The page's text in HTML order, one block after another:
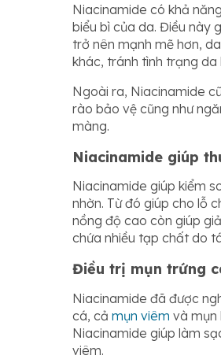
Niacinamide có khả
biểu bì của da. Điều này
trở nên mạnh mẽ hơn,
khác, tránh tình trạng da
Ngoài ra, Niacinamide
rào bảo vệ cũng như
màng.
Niacinamide giúp
Niacinamide giúp kiểm
nhờn. Từ đó giúp cho lỗ
nồng độ cao còn giúp
chứa nhiều tạp chất do
Điều trị mụn trứng
Niacinamide đã được
cá, cả mụn viêm và mụn
Niacinamide giúp làm
viêm.